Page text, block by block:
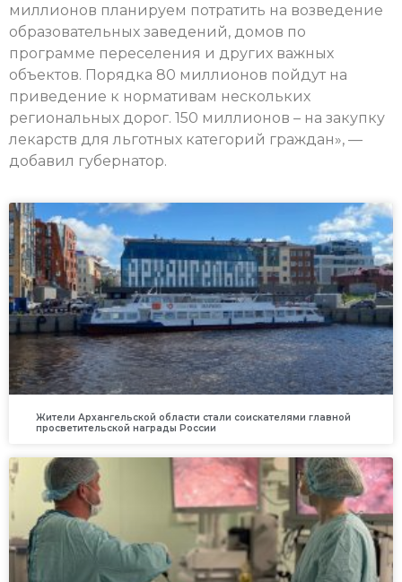
миллионов планируем потратить на возведение
образовательных заведений, домов по
программе переселения и других важных
объектов. Порядка 80 миллионов пойдут на
приведение к нормативам нескольких
региональных дорог. 150 миллионов – на закупку
лекарств для льготных категорий граждан», —
добавил губернатор.
Жители Архангельской области стали соискателями главной
просветительской награды России